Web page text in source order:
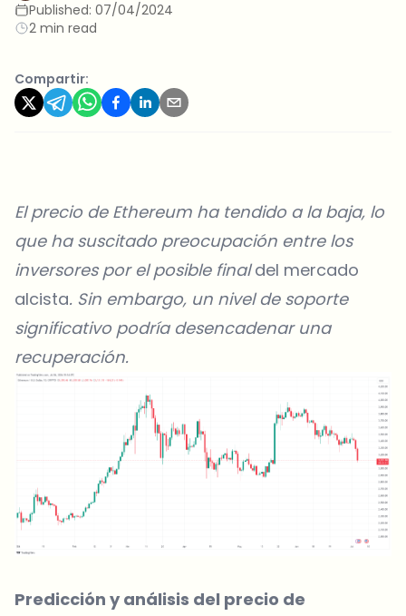
Published: 07/04/2024
2 min read
Compartir:
Elprecio de Ethereum ha tendido a la baja, lo
que ha suscitado preocupación entre los
inversores por el posible finaldel mercado
alcista. Sin embargo, un nivel de soporte
significativo podría desencadenar una
recuperación.
Predicción y análisis del precio de